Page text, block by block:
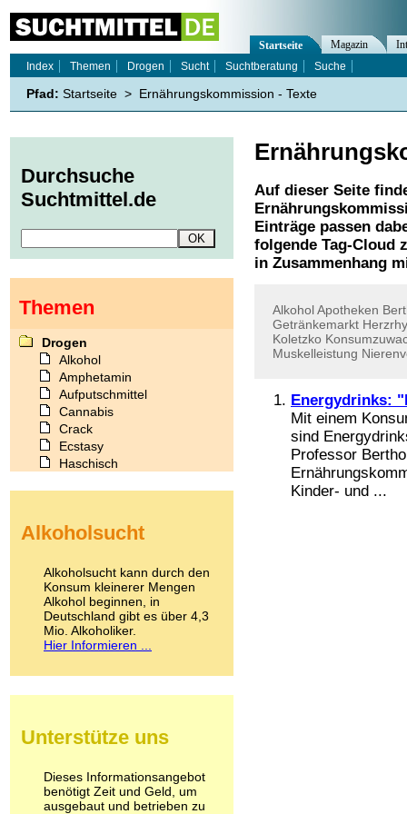
Auf dieser Seite
Einträge passen
folgende Tag-Cloud
in Zusammenhang
AlkoholApotheken
Getränkemarkt
Koletzko
Muskelleistung
Energydrinks:
Mit einem
sind
Professor
Kinder- und ...
Startseite Magazin
Index
Themen Drogen Sucht Suchtberatung Suche
Pfad: Startseite > Ernährungskommission - Texte
Durchsuche
Suchtmittel.de
Themen
Drogen
Alkohol
Amphetamin
Aufputschmittel
Cannabis
Crack
Ecstasy
Haschisch
Kokain
LSD
Marihuana
Medikamente
Meskalin
Metamphetamin
Methadon
Pilze
Psychopharmaka
Schlafmittel
Schmerzmittel
Alkoholsucht
Alkoholsucht kann durch den
Konsum kleinerer Mengen
Alkohol beginnen, in
Deutschland gibt es über 4,3
Mio. Alkoholiker.
Hier Informieren ...
Unterstütze uns
Dieses Informationsangebot
benötigt Zeit und Geld, um
ausgebaut und betrieben zu